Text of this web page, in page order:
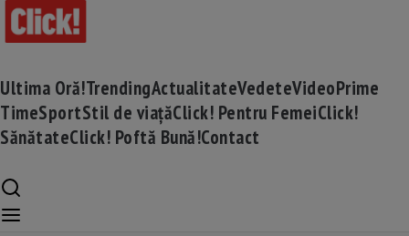
Ultima Oră!TrendingActualitateVedeteVideoPrime
TimeSportStil de viațăClick! Pentru FemeiClick!
SănătateClick! Poftă Bună!Contact